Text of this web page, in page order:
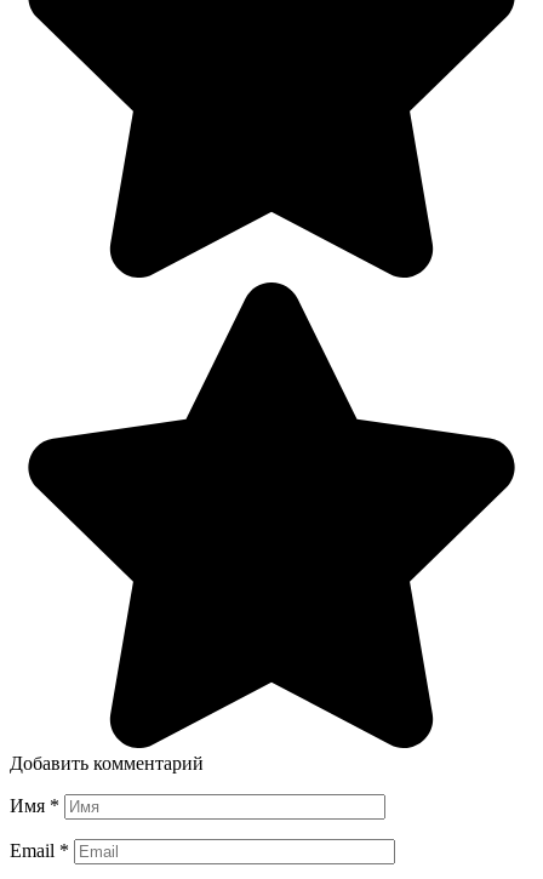
Добавить комментарий
Имя *
Email *